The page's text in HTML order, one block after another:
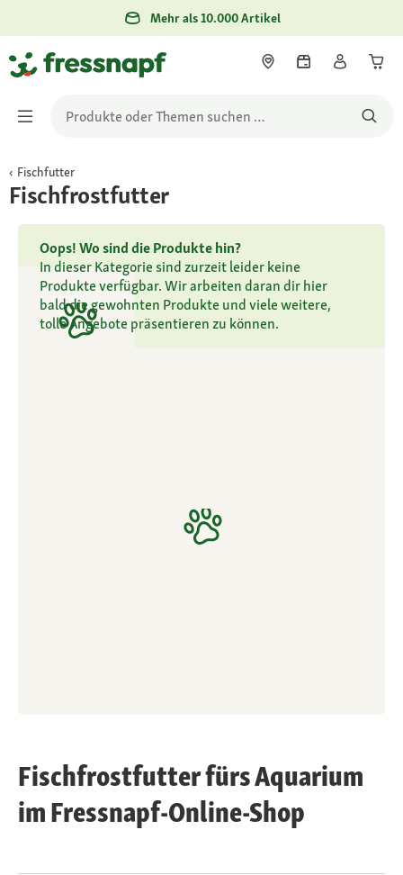
Mehr als 10.000 Artikel
Fischfutter
Fischfrostfutter
Oops! Wo sind die Produkte hin?
In dieser Kategorie sind zurzeit leider keine
Produkte verfügbar. Wir arbeiten daran dir hier
bald die gewohnten Produkte und viele weitere,
tolle Angebote präsentieren zu können.
Fischfrostfutter fürs Aquarium
im Fressnapf-Online-Shop